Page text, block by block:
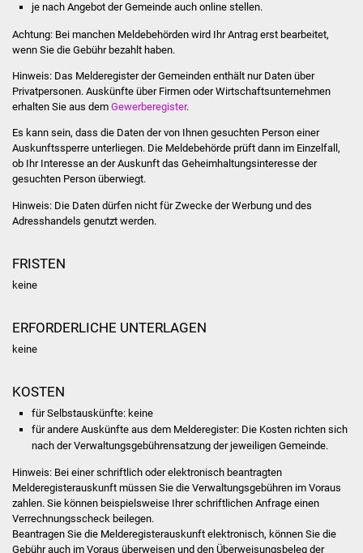
Bürgerinfos
Schulen
Kolping-Musikschule
Volkshochschule
Kinder- und
Familienzentrum
Stadtwerke
je nach Angebot der Gemeinde auch online stellen.
Achtung: Bei manchen Meldebehörden wird Ihr Antrag erst bearbeitet,
wenn Sie die Gebühr bezahlt haben.
Hinweis: Das Melderegister der Gemeinden enthält nur Daten über
Privatpersonen. Auskünfte über Firmen oder Wirtschaftsunternehmen
erhalten Sie aus dem Gewerberegister.
Es kann sein, dass die Daten der von Ihnen gesuchten Person einer
Auskunftssperre unterliegen. Die Meldebehörde prüft dann im Einzelfall,
ob Ihr Interesse an der Auskunft das Geheimhaltungsinteresse der
gesuchten Person überwiegt.
Hinweis: Die Daten dürfen nicht für Zwecke der Werbung und des
Adresshandels genutzt werden.
FRISTEN
keine
ERFORDERLICHE UNTERLAGEN
keine
KOSTEN
für Selbstauskünfte: keine
für andere Auskünfte aus dem Melderegister: Die Kosten richten sich
nach der Verwaltungsgebührensatzung der jeweiligen Gemeinde.
Hinweis: Bei einer schriftlich oder elektronisch beantragten
Melderegisterauskunft müssen Sie die Verwaltungsgebühren im Voraus
zahlen. Sie können beispielsweise Ihrer schriftlichen Anfrage einen
Verrechnungsscheck beilegen.
Beantragen Sie die Melderegisterauskunft elektronisch, können Sie die
Gebühr auch im Voraus überweisen und den Überweisungsbeleg der